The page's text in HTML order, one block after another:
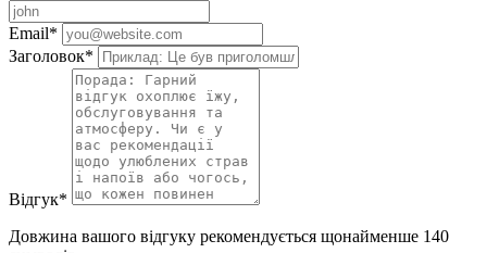
Email*
Заголовок*
Відгук*
Довжина вашого відгуку рекомендується щонайменше 140